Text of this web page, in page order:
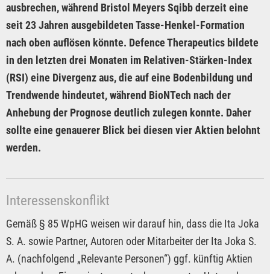
ausbrechen, während Bristol Meyers Sqibb derzeit eine
seit 23 Jahren ausgebildeten Tasse-Henkel-Formation
nach oben auflösen könnte. Defence Therapeutics bildete
in den letzten drei Monaten im Relativen-Stärken-Index
(RSI) eine Divergenz aus, die auf eine Bodenbildung und
Trendwende hindeutet, während BioNTech nach der
Anhebung der Prognose deutlich zulegen konnte. Daher
sollte eine genauerer Blick bei diesen vier Aktien belohnt
werden.
Interessenskonflikt
Gemäß § 85 WpHG weisen wir darauf hin, dass die Ita Joka
S. A. sowie Partner, Autoren oder Mitarbeiter der Ita Joka S.
A. (nachfolgend „Relevante Personen“) ggf. künftig Aktien